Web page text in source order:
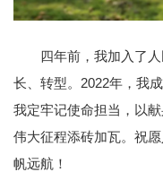
四年前，我加入了
长、转型。2022年，我
我定牢记使命担当，以
伟大征程添砖加瓦。祝
帆远航！